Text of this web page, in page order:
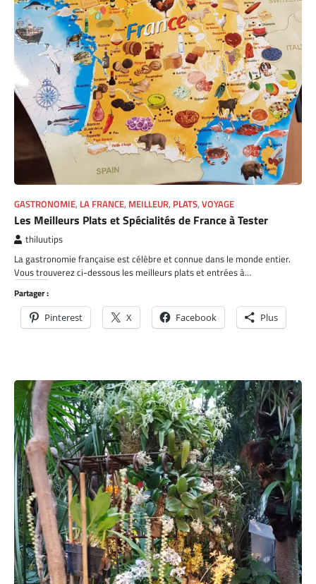
GASTRONOMIE, LA FRANCE, MEILLEUR, PLATS, VOYAGE
Les Meilleurs Plats et Spécialités de France à Tester
thiluutips
La gastronomie française est célèbre et connue dans le monde entier.
Vous trouverez ci-dessous les meilleurs plats et entrées à…
Partager :
Pinterest X Facebook Plus